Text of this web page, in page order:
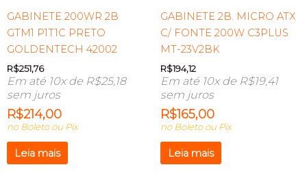
GABINETE 200WR 2B
GTM1 P1T1C PRETO
GOLDENTECH 42002
R$251,76
Em até 10x de R$25,18
sem juros
R$214,00
no Boleto ou Pix
Leia mais
GABINETE 2B. MICRO ATX
C/ FONTE 200W C3PLUS
MT-23V2BK
R$194,12
Em até 10x de R$19,41
sem juros
R$165,00
no Boleto ou Pix
Leia mais